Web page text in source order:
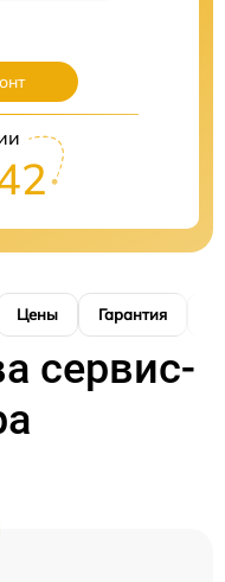
Цены Гарантия
сервис-